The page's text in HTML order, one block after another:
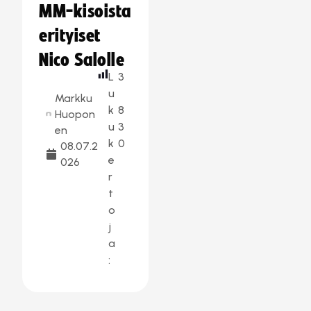
MM-kisoista
erityiset
Nico Salolle
Markku
Huopon
en
08.07.2
026
L
u
k
u
k
e
r
t
o
j
a
:
3
8
3
0